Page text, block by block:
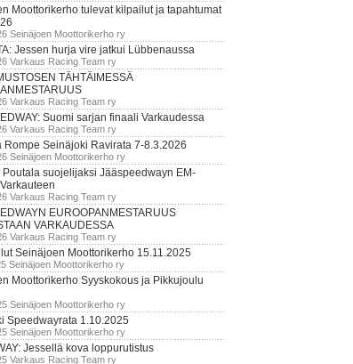
Moottorikerho tulevat kilpailut ja tapahtumat
Seinäjoen Moottorikerho ry
Jessen hurja vire jatkui Lübbenaussa
Varkaus Racing Team ry
TÄHTÄIMESSÄ
Varkaus Racing Team ry
Suomi sarjan finaali Varkaudessa
Varkaus Racing Team ry
Rompe Seinäjoki Ravirata 7-8.3.2026
Seinäjoen Moottorikerho ry
Poutala suojelijaksi Jääspeedwayn EM-
Varkaus Racing Team ry
EUROOPANMESTARUUS
VARKAUDESSA
Varkaus Racing Team ry
Seinäjoen Moottorikerho 15.11.2025
Seinäjoen Moottorikerho ry
Moottorikerho Syyskokous ja Pikkujoulu
Seinäjoen Moottorikerho ry
Speedwayrata 1.10.2025
Seinäjoen Moottorikerho ry
Jessellä kova loppurutistus
Varkaus Racing Team ry